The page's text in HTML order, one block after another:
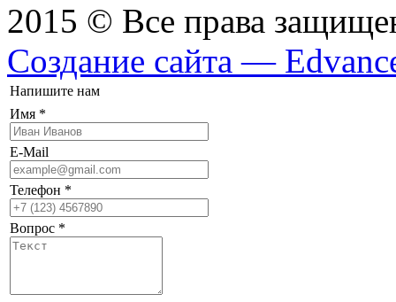
2015 © Все права
Создание сайта —
Напишите нам
Имя *
E-Mail
Телефон *
Вопрос *